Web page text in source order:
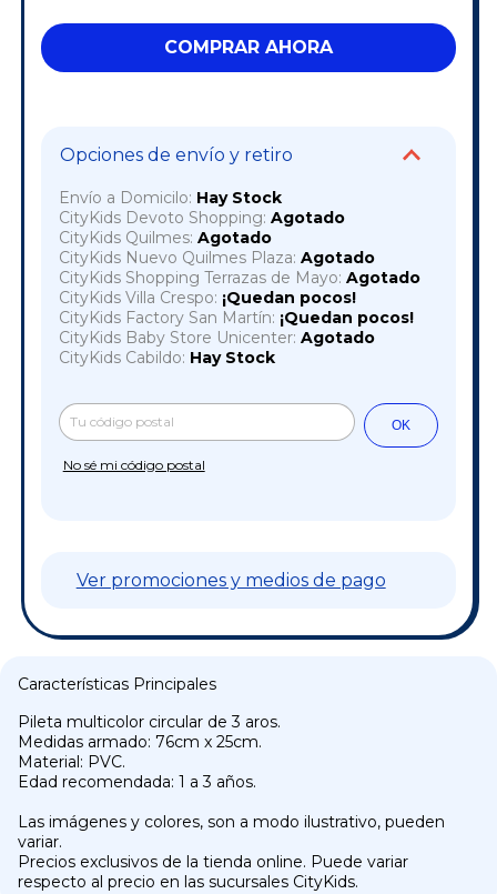
Opciones de envío y retiro
Envío a Domicilo: Hay Stock
CityKids Devoto Shopping: Agotado
CityKids Quilmes: Agotado
CityKids Nuevo Quilmes Plaza: Agotado
CityKids Shopping Terrazas de Mayo: Agotado
CityKids Villa Crespo: ¡Quedan pocos!
CityKids Factory San Martín: ¡Quedan pocos!
CityKids Baby Store Unicenter: Agotado
CityKids Cabildo: Hay Stock
Entregas para el CP: Cambiar CP
OK
No sé mi código postal
Ver promociones y medios de pago
Características Principales
Pileta multicolor circular de 3 aros.
Medidas armado: 76cm x 25cm.
Material: PVC.
Edad recomendada: 1 a 3 años.
Las imágenes y colores, son a modo ilustrativo, pueden
variar.
Precios exclusivos de la tienda online. Puede variar
respecto al precio en las sucursales CityKids.